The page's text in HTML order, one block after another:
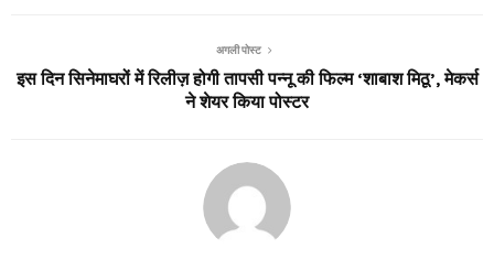
अगली पोस्ट
इस दिन सिनेमाघरों में रिलीज़ होगी तापसी पन्नू की फिल्म ‘शाबाश मिठू’, मेकर्स
ने शेयर किया पोस्टर